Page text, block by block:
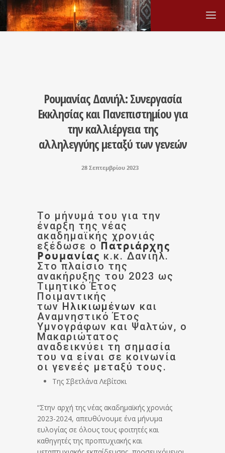
Ρουμανίας Δανιήλ: Συνεργασία
Εκκλησίας και Πανεπιστημίου για
την καλλιέργεια της
αλληλεγγύης μεταξύ των γενεών
28 Σεπτεμβρίου 2023
Το μήνυμά του για την
έναρξη της νέας
ακαδημαϊκής χρονιάς
εξέδωσε ο Πατριάρχης
Ρουμανίας κ.κ. Δανιήλ.
Στο πλαίσιο της
ανακήρυξης του 2023 ως
Τιμητικό Έτος
Ποιμαντικής
των Ηλικιωμένων και
Αναμνηστικό Έτος
Υμνογράφων και Ψαλτών, ο
Μακαριώτατος
αναδεικνύει τη σημασία
του να είναι σε κοινωνία
οι γενεές μεταξύ τους.
Της Σβετλάνα Λεβίτσκι
“Στην αρχή της νέας ακαδημαϊκής χρονιάς
2023-2024, απευθύνουμε ένα μήνυμα
ευλογίας σε όλους τους φοιτητές και
καθηγητές της προπτυχιακής και